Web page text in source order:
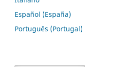
Español (España)
Português (Portugal)